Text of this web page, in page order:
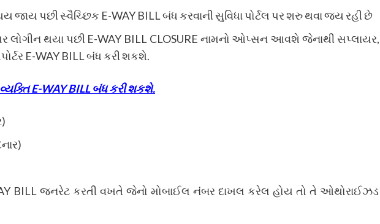
થય જાય પછી સ્વૈચ્છિક E-WAY BILL બંધ કરવાની સુવિધા પોર્ટલ પર શરુ થવા જય રહી છે
પર લોગીન થયા પછી E-WAY BILL CLOSURE નામનો ઓપ્સન આવશે જેનાથી સપ્લાયર,
E-WAY BILL બંધ કરી શકશે.
E-WAY BILL બંધ કરી શકશે.
BILL જનરેટ કરતી વખતે જેનો મોબાઈલ નંબર દાખલ કરેલ હોય તો તે ઓથોરાઈઝડ